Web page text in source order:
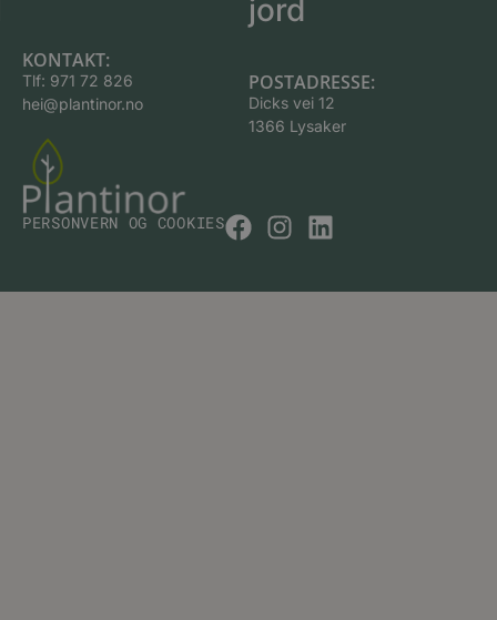
jord
KONTAKT:
Tlf: 971 72 826
hei@plantinor.no
POSTADRESSE:
Dicks vei 12
1366 Lysaker
PERSONVERN OG COOKIES